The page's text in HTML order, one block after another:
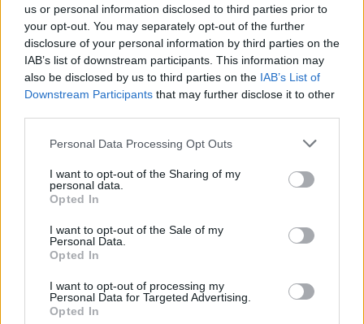
us or personal information disclosed to third parties prior to
your opt-out. You may separately opt-out of the further
disclosure of your personal information by third parties on the
IAB’s list of downstream participants. This information may
also be disclosed by us to third parties on the IAB’s List of
Downstream Participants that may further disclose it to other
Personal Data Processing Opt Outs
I want to opt-out of the Sharing of my
personal data.
Opted In
I want to opt-out of the Sale of my
Personal Data.
Opted In
I want to opt-out of processing my
Personal Data for Targeted Advertising.
Opted In
o Žemės plutos plokščių judėjimas sukūrė
tinkamas sąlygas jų išsaugojimui ir lėtam
virsmui anglimis.